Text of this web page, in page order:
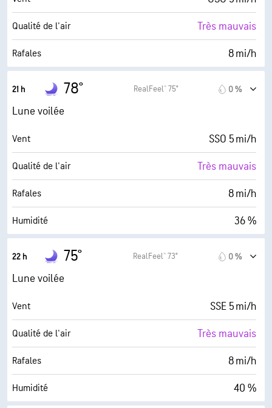
Visibilité 6 mi
Plafond nuageux 30000 pi
Qualité de l'air Très mauvais
Rafales 8 mi/h
Point de rosée
AccuLumen Brightness Index™ 0 (Sombre)
Couverture nuageuse 0 %
Visibilité 6 mi
Plafond nuageux 30000 pi
21 h 78° RealFeel® 75° 0 %
Lune voilée
Vent SSO 5 mi/h
Qualité de l'air Très mauvais
Rafales 8 mi/h
Humidité 36 %
Point de rosée
AccuLumen Brightness Index™
Couverture nuageuse 0 %
Visibilité 6 mi
Plafond nuageux 30000 pi
22 h 75° RealFeel® 73° 0 %
Lune voilée
Vent SSE 5 mi/h
Qualité de l'air Très mauvais
Rafales 8 mi/h
Humidité 40 %